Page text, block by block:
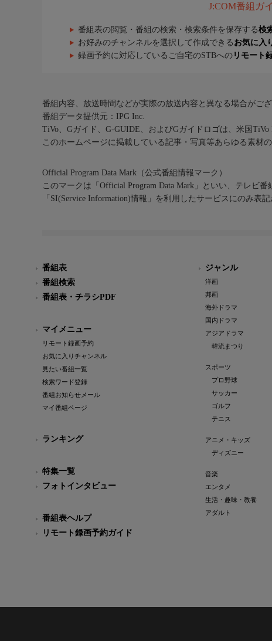
J:COM番組ガ
番組表の閲覧・番組の検索・検索条件を保存する検
お好みのチャンネルを選択して作成できる お気に入
録画予約に対応しているご自宅のSTBへの リモート
番組内容、放送時間などが実際の放送内容と異なる場合がござ
番組データ提供元：IPG Inc.
TiVo、Gガイド、G-GUIDE、およびGガイドロゴは、米国
このホームページに掲載している記事・写真等あらゆる素材
Official Program Data Mark（公式番組情報マーク）
このマークは「Official Program Data Mark」といい、テレビ番
「SI(Service Information)情報」を利用したサービスにのみ表
番組表
番組検索
番組表・チラシPDF
マイメニュー
リモート録画予約
お気に入りチャンネル
見たい番組一覧
検索ワード登録
番組お知らせメール
マイ番組ページ
ランキング
特集一覧
フォトインタビュー
番組表ヘルプ
リモート録画予約ガイド
ジャンル
洋画
邦画
海外ドラマ
国内ドラマ
アジアドラマ
韓流まつり
スポーツ
プロ野球
サッカー
ゴルフ
テニス
アニメ・キッズ
ディズニー
音楽
エンタメ
生活・趣味・教養
アダルト